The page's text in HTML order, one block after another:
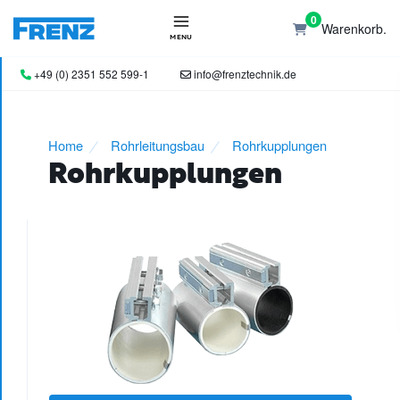
+49 (0) 2351 552 599-1 info@frenztechnik.de
MENU
0 Warenkorb.
Home Rohrleitungsbau Rohrkupplungen
Rohrkupplungen